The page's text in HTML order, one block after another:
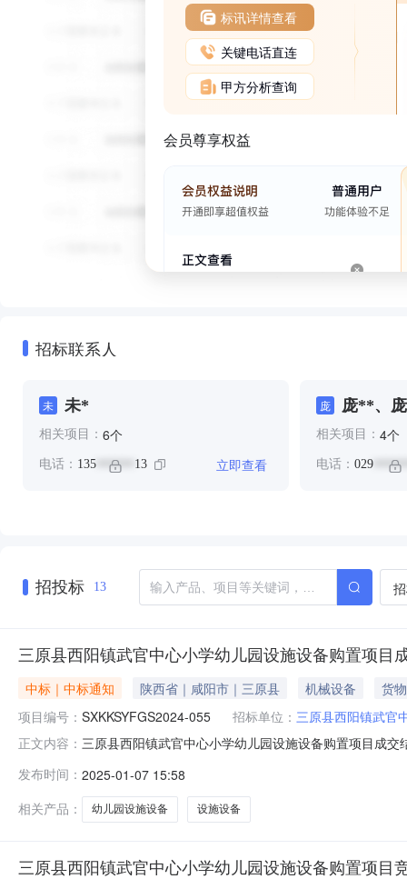
标讯详情查看
关键电话直连
甲方分析查询
会员尊享权益
招标联系人
未 未*
相关项目： 6个
电话： 135 ****** 13 立即查看
庞 庞**、
相关项目： 4个
电话： 029
招投标 13
三原县西阳镇武官中心小学幼儿园设施设备购置项目
中标｜中标通知 陕西省｜咸阳市｜三原县 机械设备
货物
项目编号： SXKKSYFGS2024-055 招标单位： 三原县西阳镇武官
正文内容： 三原县西阳镇武官中心小学幼儿园设施设备购置项目成
佰陆拾元整（小写）：￥151160.00四、主要标的信息
的数量（单位
发布时间： 2025-01-07 15:58
相关产品：
幼儿园设施设备 设施设备
三原县西阳镇武官中心小学幼儿园设施设备购置项目